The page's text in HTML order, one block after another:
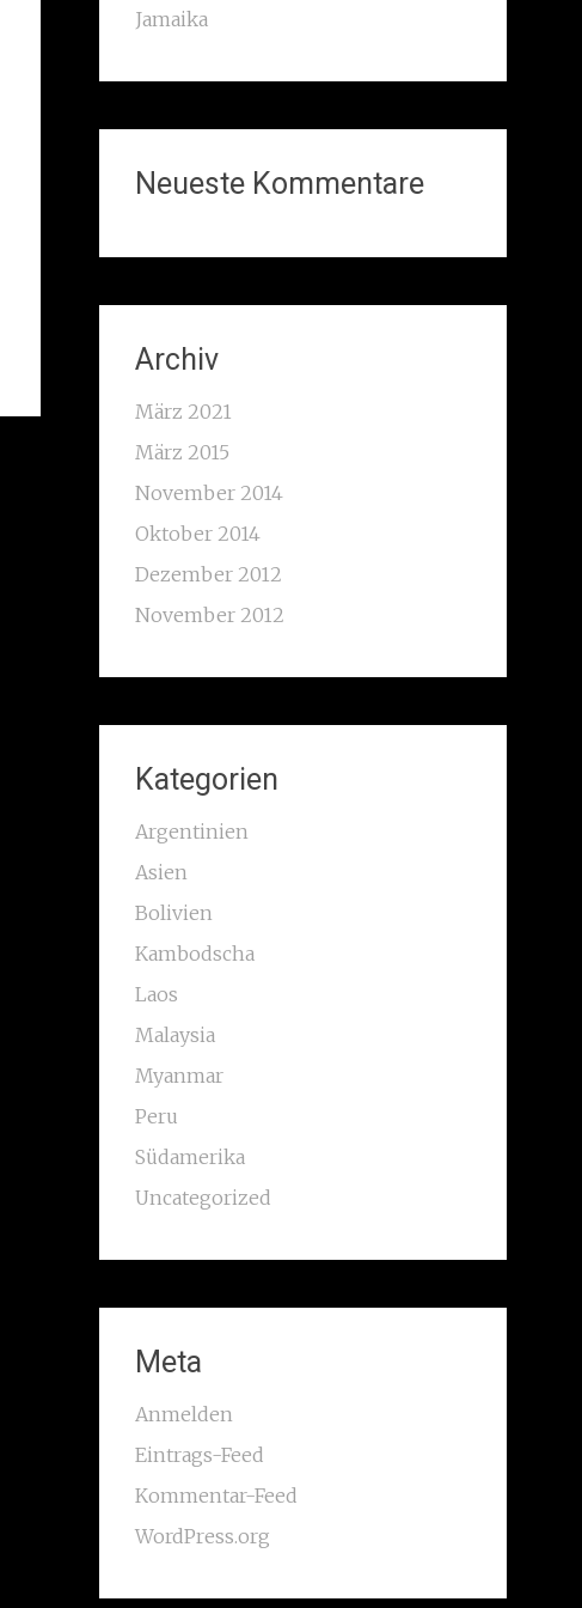
Jamaika
Neueste Kommentare
Archiv
März 2021
März 2015
November 2014
Oktober 2014
Dezember 2012
November 2012
Kategorien
Argentinien
Asien
Bolivien
Kambodscha
Laos
Malaysia
Myanmar
Peru
Südamerika
Uncategorized
Meta
Anmelden
Eintrags-Feed
Kommentar-Feed
WordPress.org